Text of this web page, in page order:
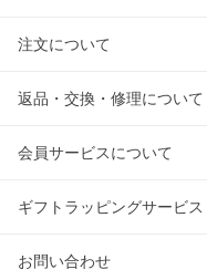
注文について
返品・交換・修理について
会員サービスについて
ギフトラッピングサービス
お問い合わせ